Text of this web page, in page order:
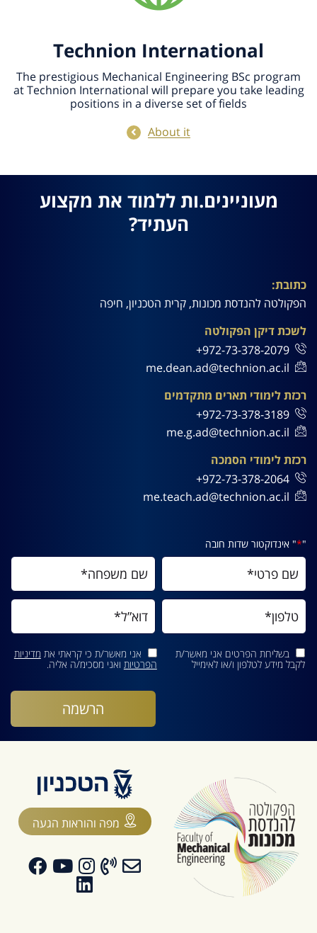
Technion International
The prestigious Mechanical Engineering BSc program
at Technion International will prepare you take leading
positions in a diverse set of fields
About it
מעוניינים.ות ללמוד את מקצוע
העתיד?
כתובת:
הפקולטה להנדסת מכונות, קרית הטכניון, חיפה
לשכת דיקן הפקולטה
972-73-378-2079+
me.dean.ad@technion.ac.il
רכזת לימודי תארים מתקדמים
972-73-378-3189+
me.g.ad@technion.ac.il
רכזת לימודי הסמכה
972-73-378-2064+
me.teach.ad@technion.ac.il
"
*" אינדוקטור שדות חובה
בשליחת הפרטים אני מאשר/ת
לקבל מידע לטלפון ו/או לאימייל
אני מאשר/ת כי קראתי את מדיניות
הפרטיות ואני מסכימ/ה אליה.
מפה והוראות הגעה